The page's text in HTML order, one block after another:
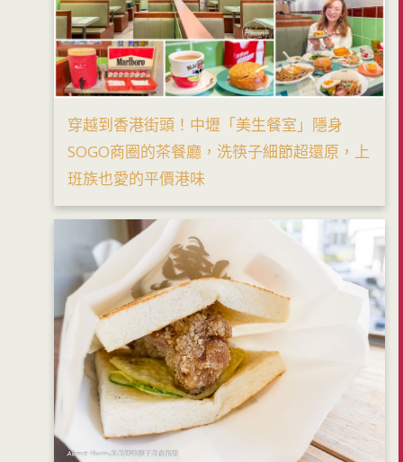
穿越到香港街頭！中壢「美生餐室」隱身
SOGO商圈的茶餐廳，洗筷子細節超還原，上
班族也愛的平價港味